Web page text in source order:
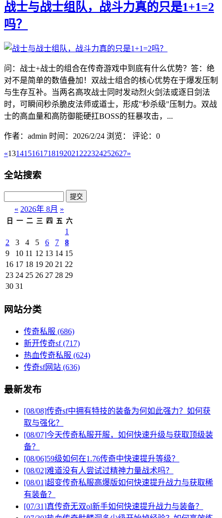
战士与战士组队，战斗力真的只是1+1=2
吗？
问：战士+战士的组合在传奇游戏中到底有什么优势？答：绝
对不是简单的数值叠加！双战士组合的核心优势在于爆发压制
与生存互补。当两名高攻战士同时发动烈火剑法或逐日剑法
时，可瞬间秒杀脆皮法师或道士，形成"秒杀级"压制力。双战
士的高血量和高防御能硬扛BOSS的狂暴攻击，...
作者：admin 时间：2026/2/24 浏览： 评论：0
«131415161718192021 222324252627»
全站搜索
« 2026年 8月 »
日 一 二 三 四 五 六
1
2
3 4 5 6 7
8
9
10 11 12 13 14 15
16 17 18 19 20 21 22
23 24 25 26 27 28 29
30 31
网站分类
传奇私服 (686)
新开传奇sf(717)
热血传奇私服 (624)
传奇sf网站 (636)
最新发布
[08/08]传奇sf中拥有特技的装备为何如此强力？如何获
取与强化？
[08/07]今天传奇私服开服，如何快速升级与获取顶级装
备？
[08/06]59级如何在1.76传奇中快速提升等级？
[08/02]难道没有人尝试过精神力量战术吗？
[08/01]超变传奇私服高爆版如何快速提升战力与获取稀
有装备？
[07/31]真传奇无双ol新手如何快速提升战力与装备？